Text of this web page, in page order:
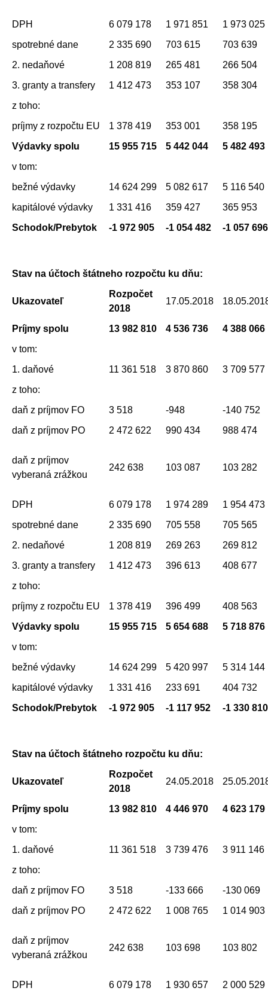
DPH 6 079 178 1 971 851
1 973 025
spotrebné dane
2 335 690 703 615
703 639
2. nedaňové
1 208 819 265 481
266 504
3. granty a transfery
1 412 473 353 107
358 304
z toho:
príjmy z rozpočtu EU
1 378 419 353 001
358 195
Výdavky spolu
15 955 715 5 442 044
5 482 493
v tom:
bežné výdavky
14 624 299 5 082 617
5 116 540
kapitálové výdavky
1 331 416 359 427
365 953
Schodok/Prebytok
-1 972 905 -1 054 482 -1 057 696
Stav na účtoch štátneho rozpočtu ku dňu:
Ukazovateľ
Rozpočet
2018
17.05.2018
Príjmy spolu 13 982 810 4 536 736
4 388 066
v tom:
1. daňové
11 361 518 3 870 860
3 709 577
z toho:
daň z príjmov FO
3 518 -948
-140 752
daň z príjmov PO
2 472 622 990 434 988 474
daň z príjmov
vyberaná zrážkou
242 638 103 087 103 282
DPH 6 079 178 1 974 289
1 954 473
spotrebné dane
2 335 690 705 558
705 565
2. nedaňové
1 208 819 269 263
269 812
3. granty a transfery
1 412 473 396 613
408 677
z toho:
príjmy z rozpočtu EU
1 378 419 396 499
408 563
Výdavky spolu
15 955 715 5 654 688
5 718 876
v tom:
bežné výdavky
14 624 299 5 420 997
5 314 144
kapitálové výdavky
1 331 416 233 691
404 732
Schodok/Prebytok
-1 972 905 -1 117 952 -1 330 810
Stav na účtoch štátneho rozpočtu ku dňu:
Ukazovateľ
Rozpočet
2018
24.05.2018
Príjmy spolu 13 982 810 4 446 970
4 623 179
v tom:
1. daňové
11 361 518 3 739 476
3 911 146
z toho:
daň z príjmov FO
3 518 -133 666
-130 069
daň z príjmov PO
2 472 622 1 008 765 1 014 903
daň z príjmov
vyberaná zrážkou
242 638 103 698 103 802
DPH 6 079 178 1 930 657 2 000 529